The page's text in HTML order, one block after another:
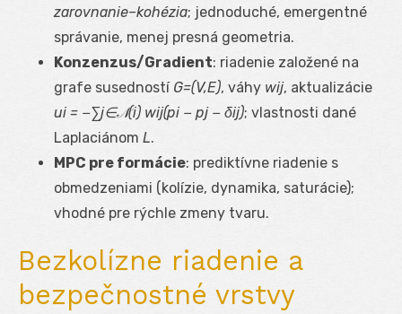
zarovnanie–kohézia; jednoduché, emergentné
správanie, menej presná geometria.
Konzenzus/Gradient: riadenie založené na
grafe susedností G=(V,E), váhy wij, aktualizácie
ui = −∑j∈𝒩(i) wij(pi − pj− δij); vlastnosti dané
Laplaciánom L.
MPC pre formácie: prediktívne riadenie s
obmedzeniami (kolízie, dynamika, saturácie);
vhodné pre rýchle zmeny tvaru.
Bezkolízne riadenie a
bezpečnostné vrstvy